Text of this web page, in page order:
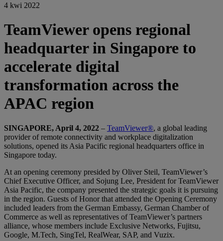
4 kwi 2022
TeamViewer opens regional
headquarter in Singapore to
accelerate digital
transformation across the
APAC region
SINGAPORE, April 4, 2022 – TeamViewer®, a global leading
provider of remote connectivity and workplace digitalization
solutions, opened its Asia Pacific regional headquarters office in
Singapore today.
At an opening ceremony presided by Oliver Steil, TeamViewer’s
Chief Executive Officer, and Sojung Lee, President for TeamViewer
Asia Pacific, the company presented the strategic goals it is pursuing
in the region. Guests of Honor that attended the Opening Ceremony
included leaders from the German Embassy, German Chamber of
Commerce as well as representatives of TeamViewer’s partners
alliance, whose members include Exclusive Networks, Fujitsu,
Google, M.Tech, SingTel, RealWear, SAP, and Vuzix.